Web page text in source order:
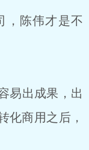
陈伟才是不
易出成果，出
化商用之后，